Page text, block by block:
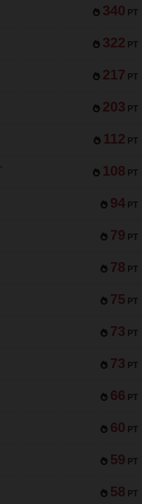
340 PT
322 PT
217 PT
203 PT
112 PT
108 PT
94 PT
79 PT
78 PT
75 PT
73 PT
73 PT
66 PT
60 PT
59 PT
58 PT